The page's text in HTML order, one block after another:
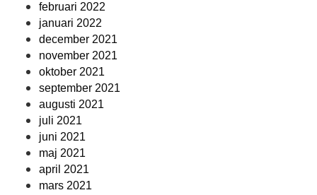
februari 2022
januari 2022
december 2021
november 2021
oktober 2021
september 2021
augusti 2021
juli 2021
juni 2021
maj 2021
april 2021
mars 2021